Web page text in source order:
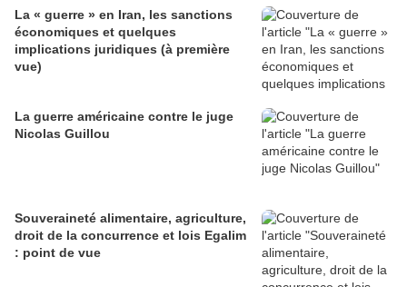
La « guerre » en Iran, les sanctions
économiques et quelques
implications juridiques (à première
vue)
La guerre américaine contre le juge
Nicolas Guillou
Souveraineté alimentaire, agriculture,
droit de la concurrence et lois Egalim
: point de vue